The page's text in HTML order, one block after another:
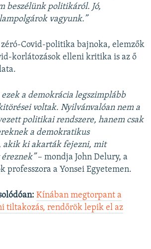
beszélünk politikáról. Jó,
vagyunk.”
Covid-politika bajnoka, elemzők
korlátozások elleni kritika is az ő
ezek a demokrácia legszimplább
voltak. Nyilvánvalóan nem a
politikai rendszere, hanem csak
a demokratikus
akik ki akarták fejezni, mit
– mondja John Delury, a
professzora a Yonsei Egyetemen.
Kínában megtorpant a
tiltakozás, rendőrök lepik el az